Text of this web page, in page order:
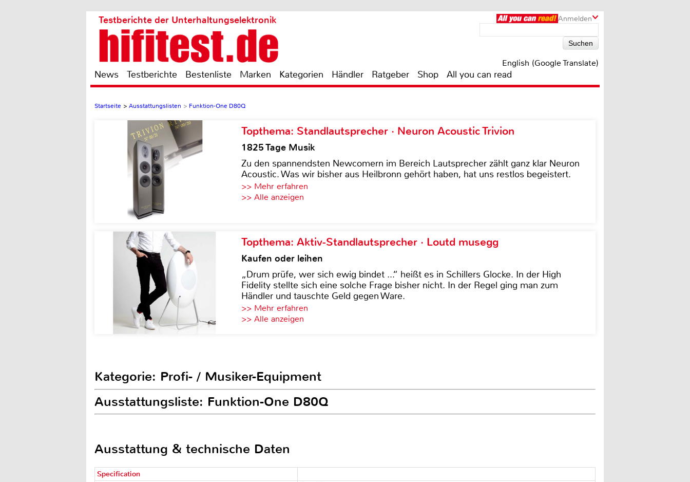
Anmelden
Testberichte der Unterhaltungselektronik
English (Google Translate)
News Testberichte Bestenliste Marken Kategorien Händler Ratgeber Shop All you can read
Startseite > Ausstattungslisten > Funktion-One D80Q
Topthema: Standlautsprecher · Neuron Acoustic Trivion
1825 Tage Musik
Zu den spannendsten Newcomern im Bereich Lautsprecher zählt ganz klar Neuron
Acoustic. Was wir bisher aus Heilbronn gehört haben, hat uns restlos begeistert.
>> Mehr erfahren
>> Alle anzeigen
Topthema: Aktiv-Standlautsprecher · Loutd musegg
Kaufen oder leihen
„Drum prüfe, wer sich ewig bindet ...“ heißt es in Schillers Glocke. In der High
Fidelity stellte sich eine solche Frage bisher nicht. In der Regel ging man zum
Händler und tauschte Geld gegen Ware.
>> Mehr erfahren
>> Alle anzeigen
Kategorie: Profi- / Musiker-Equipment
Ausstattungsliste: Funktion-One D80Q
Ausstattung & technische Daten
Specification